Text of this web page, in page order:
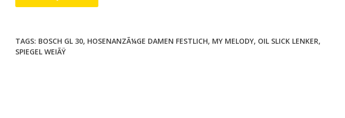
TAGS: BOSCH GL 30, HOSENANZÃ¼GE DAMEN FESTLICH, MY MELODY, OIL SLICK LENKER,
SPIEGEL WEIÃŸ